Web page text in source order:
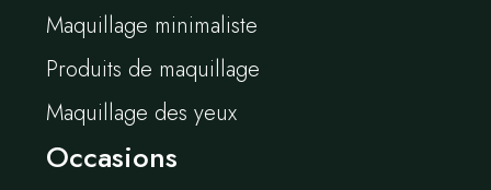
Maquillage minimaliste
Produits de maquillage
Maquillage des yeux
Occasions